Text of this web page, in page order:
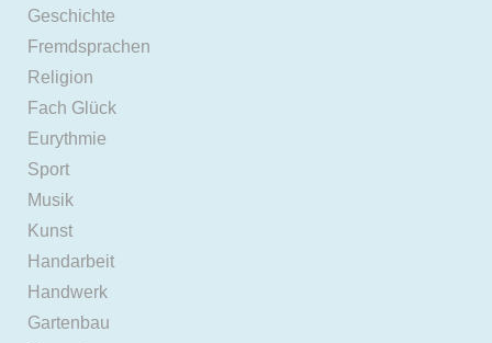
Geschichte
Fremdsprachen
Religion
Fach Glück
Eurythmie
Sport
Musik
Kunst
Handarbeit
Handwerk
Gartenbau